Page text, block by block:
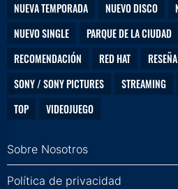
NUEVA TEMPORADA
NUEVO DISCO
NUEVO SINGLE
PARQUE DE LA CIUDAD
RECOMENDACIÓN
RED HAT RESEÑA
SONY / SONY PICTURES
STREAMING
TOP
VIDEOJUEGO
Sobre Nosotros
Política de privacidad